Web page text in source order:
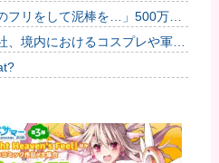
フリをして泥棒を…」500万円
性が明かす被害！
、境内におけるコスプレや軍装